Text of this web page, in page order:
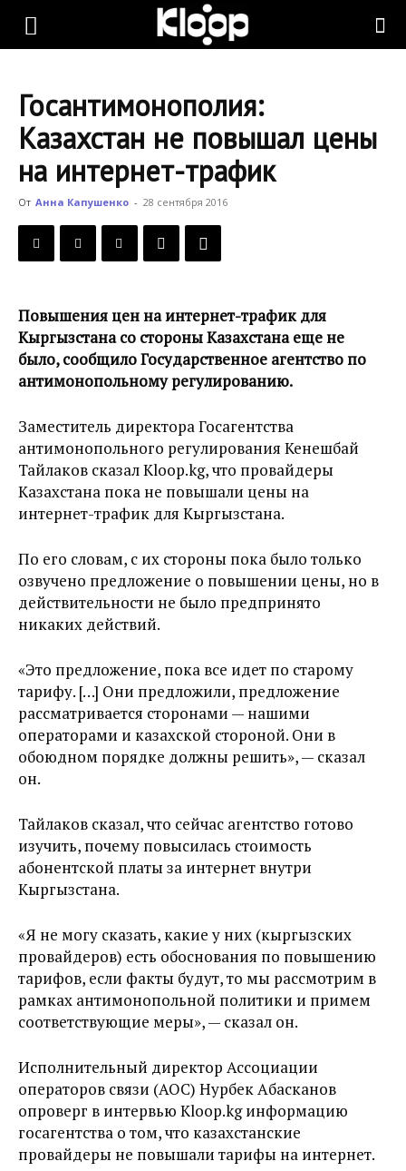
KLOOP.KG
Новости
Кыргызстана
Госантимонополия:
Казахстан не повышал цены
на интернет-трафик
От Анна Капушенко - 28 сентября 2016
Повышения цен на интернет-трафик для
Кыргызстана со стороны Казахстана еще не
было, сообщило Государственное агентство по
антимонопольному регулированию.
Заместитель директора Госагентства
антимонопольного регулирования Кенешбай
Тайлаков сказал Kloop.kg, что провайдеры
Казахстана пока не повышали цены на
интернет-трафик для Кыргызстана.
По его словам, с их стороны пока было только
озвучено предложение о повышении цены, но в
действительности не было предпринято
никаких действий.
«Это предложение, пока все идет по старому
тарифу. […] Они предложили, предложение
рассматривается сторонами — нашими
операторами и казахской стороной. Они в
обоюдном порядке должны решить», — сказал
он.
Тайлаков сказал, что сейчас агентство готово
изучить, почему повысилась стоимость
абонентской платы за интернет внутри
Кыргызстана.
«Я не могу сказать, какие у них (кыргызских
провайдеров) есть обоснования по повышению
тарифов, если факты будут, то мы рассмотрим в
рамках антимонопольной политики и примем
соответствующие меры», — сказал он.
Исполнительный директор Ассоциации
операторов связи (АОС) Нурбек Абасканов
опроверг в интервью Kloop.kg информацию
госагентства о том, что казахстанские
провайдеры не повышали тарифы на интернет.